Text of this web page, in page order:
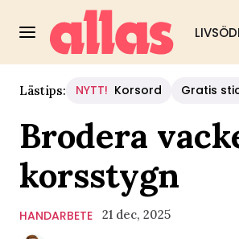
Lästips: NYTT! Korsord Gratis
Brodera
korsstygn
HANDARBETE 21 dec, 2025